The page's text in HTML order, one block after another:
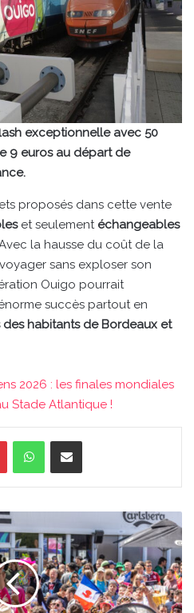
exceptionnelle avec 50
9 euros au départ de
proposés dans cette vente
et seulement échangeables
la hausse du coût de la
sans exploser son
Ouigo pourrait
succès partout en
habitants de Bordeaux et
2026 : les finales mondiales
Stade Atlantique !
PinterestWhatsAppPartager par email